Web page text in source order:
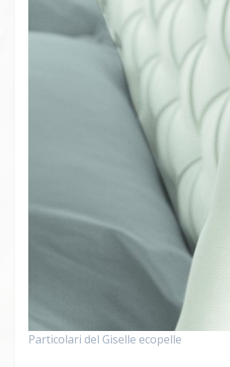
Particolari del Giselle ecopelle